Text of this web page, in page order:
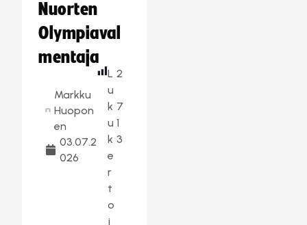
Nuorten
Olympiaval
mentaja
Markku
Huopon
en
03.07.2
026
L
u
k
u
k
e
r
t
o
j
2
7
1
3